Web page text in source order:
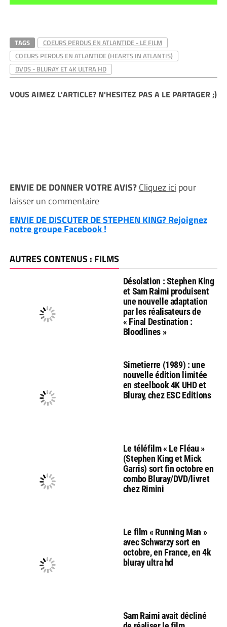
TAGS
COEURS PERDUS EN ATLANTIDE - LE FILM
COEURS PERDUS EN ATLANTIDE (HEARTS IN ATLANTIS)
DVDS - BLURAY ET 4K ULTRA HD
VOUS AIMEZ L'ARTICLE? N'HESITEZ PAS A LE PARTAGER ;)
ENVIE DE DONNER VOTRE AVIS?Cliquez ici pour
laisser un commentaire
ENVIE DE DISCUTER DE STEPHEN KING? Rejoignez
notre groupe Facebook !
AUTRES CONTENUS : FILMS
Désolation : Stephen King
et Sam Raimi produisent
une nouvelle adaptation
par les réalisateurs de
« Final Destination :
Bloodlines »
Simetierre (1989) : une
nouvelle édition limitée
en steelbook 4K UHD et
Bluray, chez ESC Editions
Le téléfilm « Le Fléau »
(Stephen King et Mick
Garris) sort fin octobre en
combo Bluray/DVD/livret
chez Rimini
Le film « Running Man »
avec Schwarzy sort en
octobre, en France, en 4k
bluray ultra hd
Sam Raimi avait décliné